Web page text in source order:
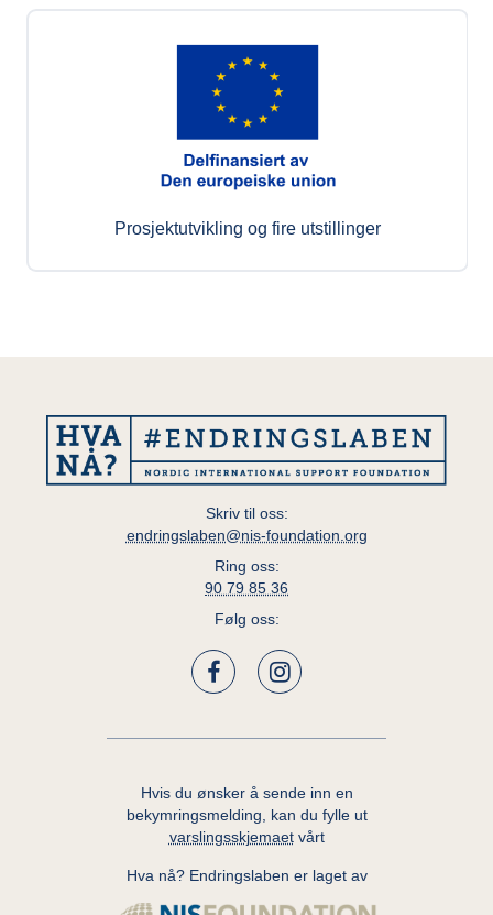
Prosjektutvikling og fire utstillinger
Skriv til oss:
endringslaben@nis-foundation.org
Ring oss:
90 79 85 36
Følg oss:
Hvis du ønsker å sende inn en
bekymringsmelding, kan du fylle ut
varslingsskjemaetvårt
Hva nå? Endringslaben er laget av